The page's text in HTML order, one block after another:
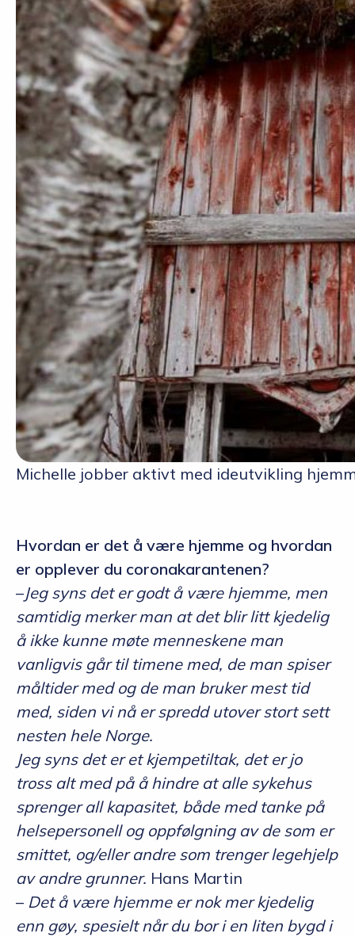
Michelle jobber aktivt med ideutvikling
Hvordan er det å være hjemme og hvordan
er opplever du coronakarantenen?
–Jeg syns det er godt å være hjemme, men
samtidig merker man at det blir litt kjedelig
å ikke kunne møte menneskene man
vanligvis går til timene med, de man spiser
måltider med og de man bruker mest tid
med, siden vi nå er spredd utover stort sett
nesten hele Norge.
Jeg syns det er et kjempetiltak, det er jo
tross alt med på å hindre at alle sykehus
sprenger all kapasitet, både med tanke på
helsepersonell og oppfølgning av de som er
smittet, og/eller andre som trenger legehjelp
av andre grunner. Hans Martin
– Det å være hjemme er nok mer kjedelig
enn gøy, spesielt når du bor i en liten bygd i